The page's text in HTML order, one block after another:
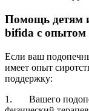
Помощь детям
bifida с опытом
Если ваш
имеет опыт
поддержку:
1. Вашего